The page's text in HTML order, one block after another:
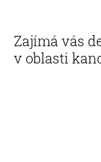
Zajímá vás
v oblasti